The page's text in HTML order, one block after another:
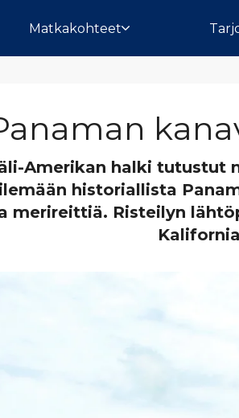
Matkakohteet
Amerikan halki tutustut
historiallista
merireittiä. Risteilyn